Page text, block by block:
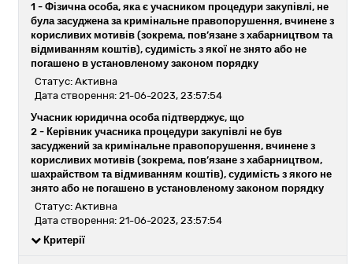
1 - Фізична особа, яка є учасником процедури закупівлі, не
була засуджена за кримінальне правопорушення, вчинене з
корисливих мотивів (зокрема, пов’язане з хабарництвом та
відмиванням коштів), судимість з якої не знято або не
погашено в установленому законом порядку
Статус: Активна
Дата створення: 21-06-2023, 23:57:54
Учасник юридична особа підтверджує, що
2 - Керівник учасника процедури закупівлі не був
засуджений за кримінальне правопорушення, вчинене з
корисливих мотивів (зокрема, пов’язане з хабарництвом,
шахрайством та відмиванням коштів), судимість з якого не
знято або не погашено в установленому законом порядку
Статус: Активна
Дата створення: 21-06-2023, 23:57:54
Критерії